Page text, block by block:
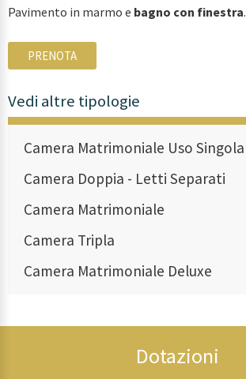
Pavimento in marmo e bagno con finestra.
PRENOTA
Vedi altre tipologie
Camera Matrimoniale Uso Singola
Camera Doppia - Letti Separati
Camera Matrimoniale
Camera Tripla
Camera Matrimoniale Deluxe
Dotazioni